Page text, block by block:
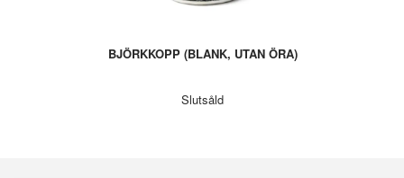
BJÖRKKOPP (BLANK, UTAN ÖRA)
Slutsåld